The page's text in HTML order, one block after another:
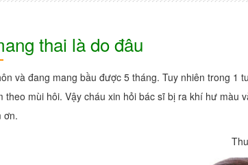
thai là do đâu
và đang mang bầu được 5 tháng. Tuy nhiên trong 1
mùi hôi. Vậy cháu xin hỏi bác sĩ bị ra khí hư màu
ơn.